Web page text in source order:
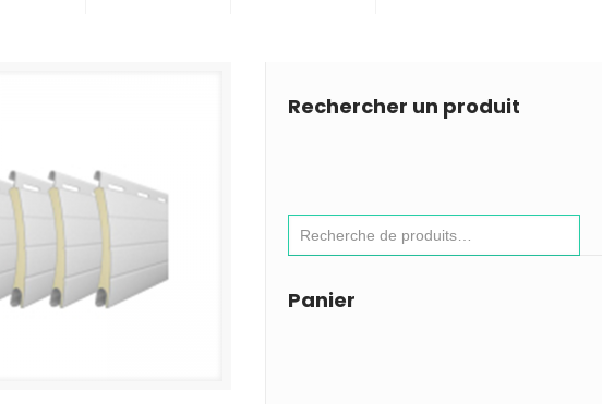
Rechercher un produit
Panier